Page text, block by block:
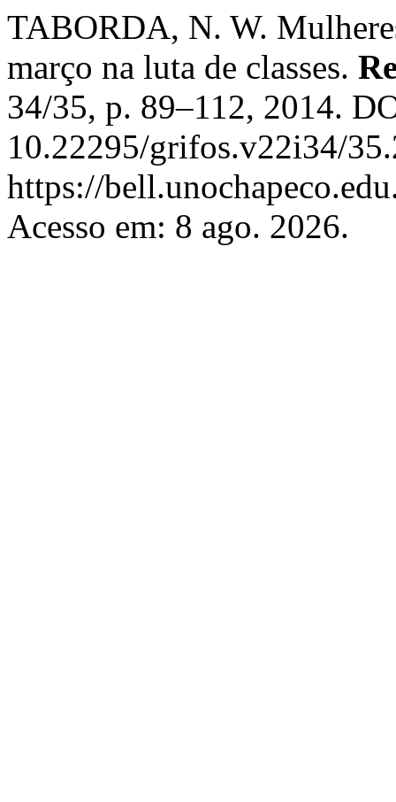
TABORDA, N. W.
março na luta de classes.
34/35, p. 89–112, 2014.
10.22295/grifos.v22i34/
https://
Acesso em: 8 ago. 2026.